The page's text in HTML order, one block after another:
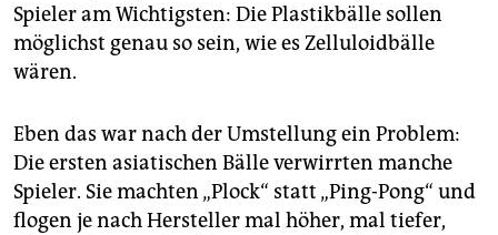
Spieler am Wichtigsten: Die Plastikbälle sollen
möglichst genau so sein, wie es Zelluloidbälle
wären.
Eben das war nach der Umstellung ein Problem:
Die ersten asiatischen Bälle verwirrten manche
Spieler. Sie machten „Plock“ statt „Ping-Pong“ und
flogen je nach Hersteller mal höher, mal tiefer,